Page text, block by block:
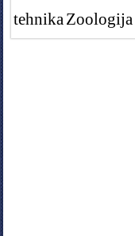
tehnika Zoologija